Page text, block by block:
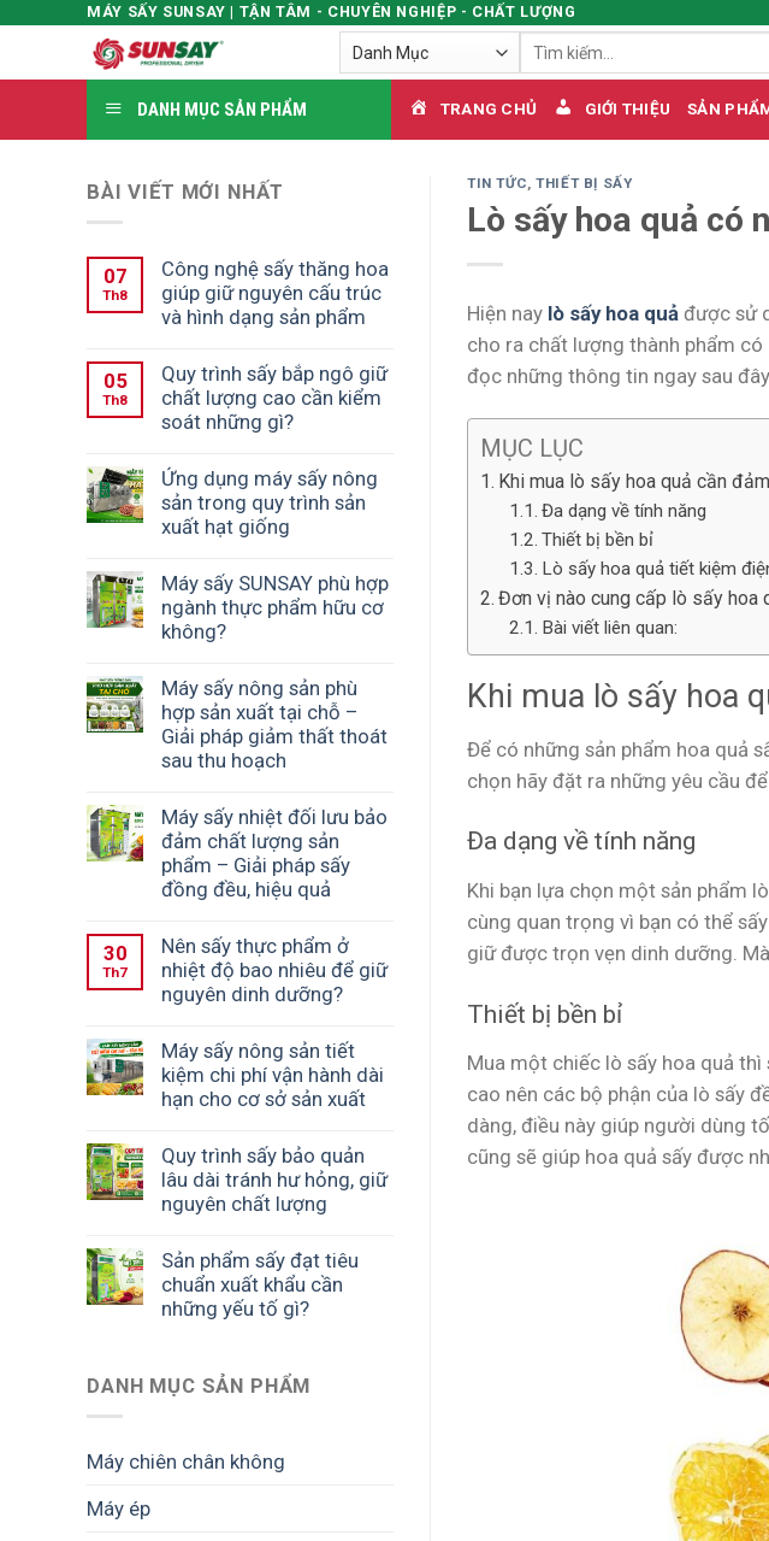
content
MÁY SẤY SUNSAY | TẬN TÂM - CHUYÊN NGHIỆP - CHẤT LƯỢNG
Tìm
DANH MỤC SẢN PHẨM TRANG CHỦ GIỚI THIỆU SẢN
BÀI VIẾT MỚI NHẤT
07
Th8
Công nghệ sấy thăng hoa
giúp giữ nguyên cấu trúc
và hình dạng sản phẩm
05
Th8
Quy trình sấy bắp ngô giữ
chất lượng cao cần kiểm
soát những gì?
Ứng dụng máy sấy nông
sản trong quy trình sản
xuất hạt giống
Máy sấy SUNSAY phù hợp
ngành thực phẩm hữu cơ
không?
Máy sấy nông sản phù
hợp sản xuất tại chỗ –
Giải pháp giảm thất thoát
sau thu hoạch
Máy sấy nhiệt đối lưu bảo
đảm chất lượng sản
phẩm – Giải pháp sấy
đồng đều, hiệu quả
30
Th7
Nên sấy thực phẩm ở
nhiệt độ bao nhiêu để giữ
nguyên dinh dưỡng?
Máy sấy nông sản tiết
kiệm chi phí vận hành dài
hạn cho cơ sở sản xuất
Quy trình sấy bảo quản
lâu dài tránh hư hỏng, giữ
nguyên chất lượng
Sản phẩm sấy đạt tiêu
chuẩn xuất khẩu cần
những yếu tố gì?
DANH MỤC SẢN PHẨM
Máy chiên chân không
Máy ép
TIN TỨC,THIẾT BỊ SẤY
Lò sấy hoa quả có
Hiện nay lò sấy hoa quả được sử
cho ra chất lượng thành phẩm
đọc những thông tin ngay sau
MỤC LỤC
Khi mua lò sấy hoa quả cần
Đa dạng về tính năng
Thiết bị bền bỉ
Lò sấy hoa quả tiết kiệm
Đơn vị nào cung cấp lò sấy hoa
Bài viết liên quan:
Khi mua lò sấy hoa
Để có những sản phẩm hoa quả
chọn hãy đặt ra những yêu cầu
Đa dạng về tính năng
Khi bạn lựa chọn một sản phẩm
cùng quan trọng vì bạn có thể
giữ được trọn vẹn dinh dưỡng.
Thiết bị bền bỉ
Mua một chiếc lò sấy hoa quả
cao nên các bộ phận của lò sấy
dàng, điều này giúp người dùng
cũng sẽ giúp hoa quả sấy được